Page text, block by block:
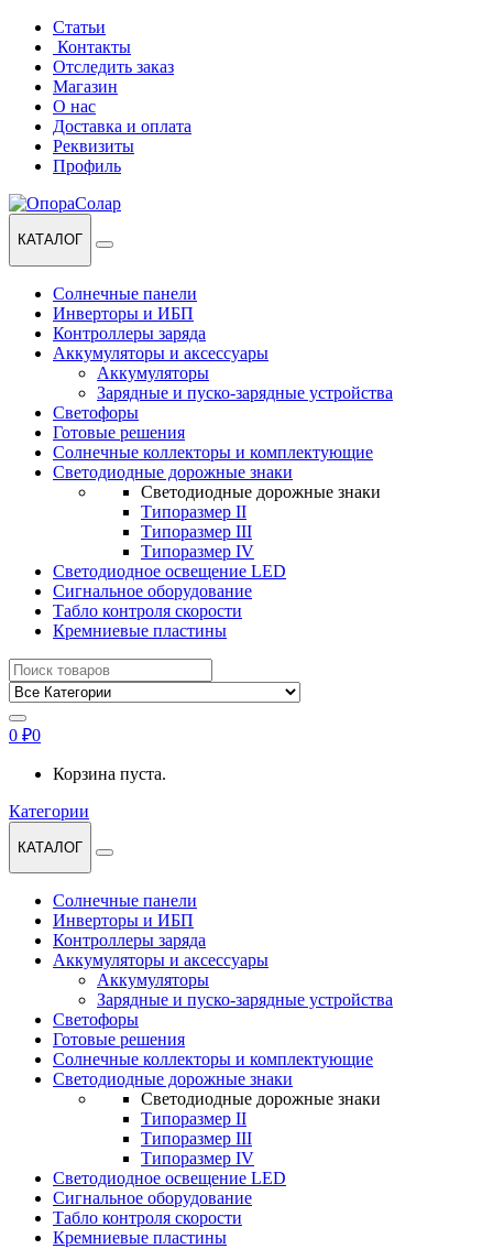
Перейти
навигации
Перейти
содержанию
Статьи
Контакты
Отследить заказ
Магазин
О нас
Доставка и оплата
Реквизиты
Профиль
КАТАЛОГ
Солнечные панели
Инверторы и ИБП
Контроллеры заряда
Аккумуляторы и аксессуары
Аккумуляторы
Зарядные и пуско-зарядные устройства
Светофоры
Готовые решения
Солнечные коллекторы и комплектующие
Светодиодные дорожные знаки
Светодиодные дорожные знаки
Типоразмер II
Типоразмер III
Типоразмер IV
Светодиодное освещение LED
Сигнальное оборудование
Табло контроля скорости
Кремниевые пластины
Найти:
0 ₽0
Корзина пуста.
Категории
КАТАЛОГ
Солнечные панели
Инверторы и ИБП
Контроллеры заряда
Аккумуляторы и аксессуары
Аккумуляторы
Зарядные и пуско-зарядные устройства
Светофоры
Готовые решения
Солнечные коллекторы и комплектующие
Светодиодные дорожные знаки
Светодиодные дорожные знаки
Типоразмер II
Типоразмер III
Типоразмер IV
Светодиодное освещение LED
Сигнальное оборудование
Табло контроля скорости
Кремниевые пластины